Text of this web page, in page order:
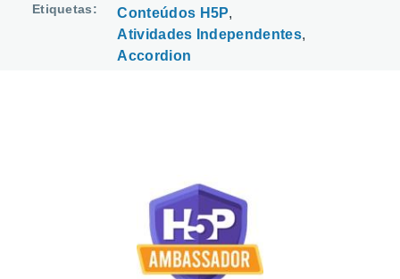
Etiquetas
Conteúdos H5P
Atividades Independentes
Accordion